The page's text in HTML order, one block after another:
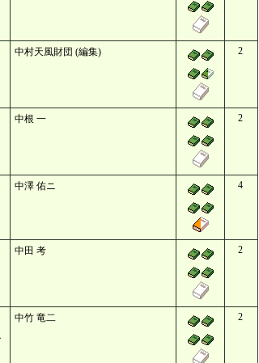
中村天風財団 (編集) 2
中根 一 2
中澤 佑ニ 4
中田 考 2
中竹 竜二 2